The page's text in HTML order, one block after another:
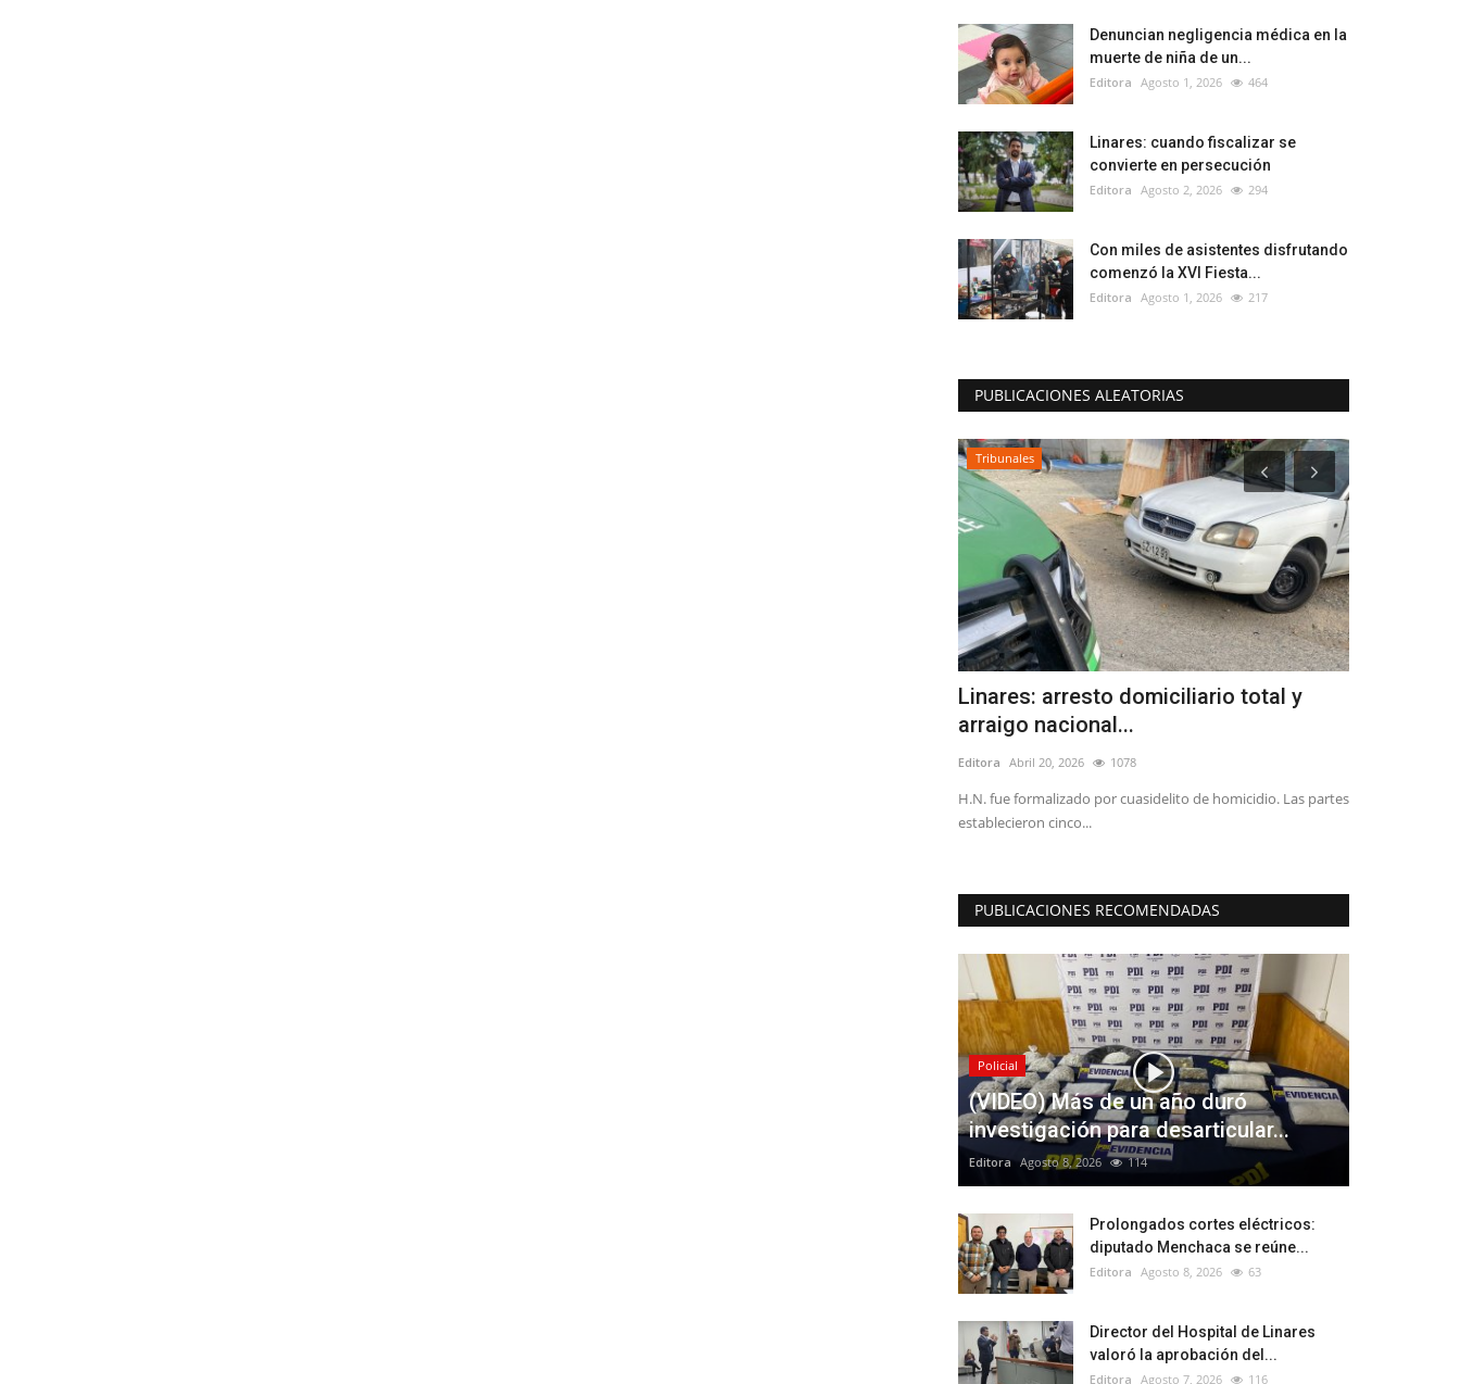
Denuncian negligencia médica en la
muerte de niña de un...
Editora Agosto 1, 2026 464
Linares: cuando fiscalizar se
convierte en persecución
Editora Agosto 2, 2026 294
Con miles de asistentes disfrutando
comenzó la XVI Fiesta...
Editora Agosto 1, 2026 217
PUBLICACIONES ALEATORIAS
Tribunales
Linares: arresto domiciliario total y
arraigo nacional...
Editora Abril 20, 2026 1078
H.N. fue formalizado por cuasidelito de homicidio. Las partes
establecieron cinco...
PUBLICACIONES RECOMENDADAS
Policial
(VIDEO) Más de un año duró
investigación para desarticular...
Editora Agosto 8, 2026 114
Prolongados cortes eléctricos:
diputado Menchaca se reúne...
Editora Agosto 8, 2026 63
Director del Hospital de Linares
valoró la aprobación del...
Editora Agosto 7, 2026 116